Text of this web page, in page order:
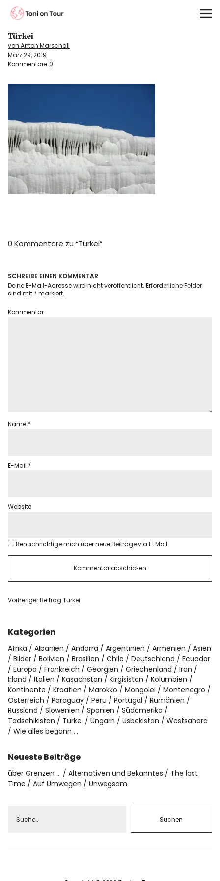
Toni on Tour
Startseite
About
Kontinente
Kontakt
Türkei
von Anton Marschall
März 29, 2019
Kommentare 0
0 Kommentare zu “Türkei”
SCHREIBE EINEN KOMMENTAR
Deine E-Mail-Adresse wird nicht veröffentlicht. Erforderliche Felder
sind mit * markiert.
Kommentar
Name *
E-Mail *
Website
Benachrichtige mich über neue Beiträge via E-Mail.
Vorheriger Beitrag Türkei
Kategorien
Afrika Albanien Andorra Argentinien Armenien
Asien
Bilder
Bolivien Brasilien Chile Deutschland
Ecuador
Europa
Frankreich Georgien Griechenland
Iran
Irland
Italien Kasachstan Kirgisistan
Kolumbien
Kontinente
Kroatien Marokko Mongolei
Montenegro
Österreich
Paraguay Peru Portugal
Rumänien
Russland
Slowenien Spanien
Südamerika
Tadschikistan
Türkei Ungarn Usbekistan
Westsahara
Wie alles begann …
Neueste Beiträge
über Grenzen … Alternativen und Bekanntes
The last
Time
Auf Umwegen Unwegsam